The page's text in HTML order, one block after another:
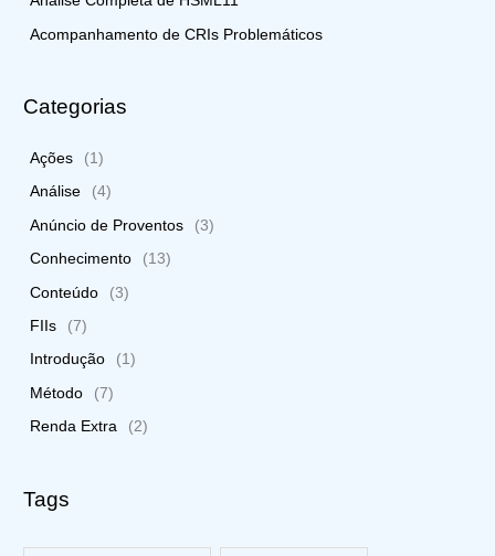
Acompanhamento de CRIs Problemáticos
Categorias
Ações (1)
Análise (4)
Anúncio de Proventos (3)
Conhecimento (13)
Conteúdo (3)
FIIs (7)
Introdução (1)
Método (7)
Renda Extra (2)
Tags